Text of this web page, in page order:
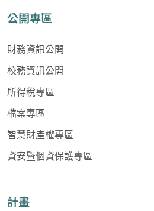
公開專區
財務資訊公開
校務資訊公開
所得稅專區
檔案專區
智慧財產權專區
資安暨個資保護專區
計畫